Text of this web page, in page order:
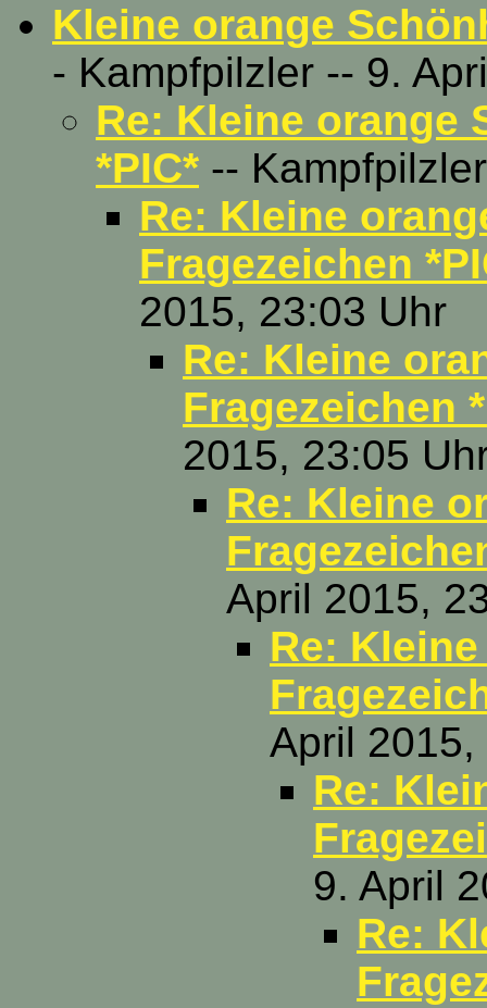
Kleine orange
- Kampfpilzler -- 9.
Re: Kleine orange
*PIC* --
Re: Kleine
Fragezeichen
2015, 23:03 Uhr
Re: Kleine
Fragezeichen
2015, 23:05
Re: Kleine
April 2015,
Re:
April
Re:
9. April
Re: